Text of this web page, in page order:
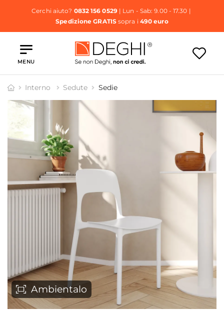
Cerchi aiuto? 0832 156 0529| Lun - Sab: 9.00 - 17.30 |
Spedizione GRATISsopra i 490 euro
MENU
Interno Sedute Sedie
Ambientalo